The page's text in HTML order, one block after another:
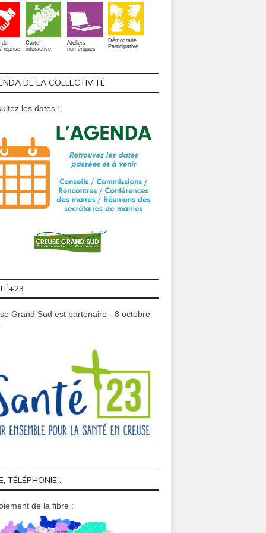
de
reprise
Carte
interactive
Ateliers
numériques
Démocratie
Participative
DE LA COLLECTIVITÉ
les dates :
Grand Sud est partenaire - 8 octobre
TÉLÉPHONIE :
de la fibre :